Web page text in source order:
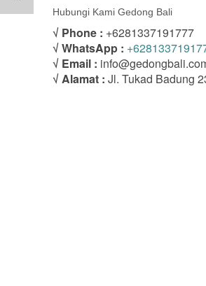
Hubungi Kami Gedong Bali
√ Phone : +6281337191777
√ WhatsApp :
√ Email :
√ Alamat : Jl. Tukad Badung